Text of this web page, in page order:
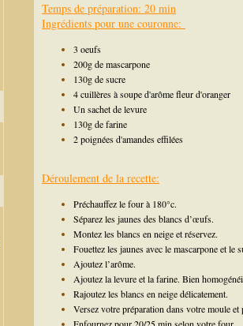
Temps de préparation: 20 min
Ingrédients pour une couronne:
3 oeufs
200g de mascarpone
130g de sucre
4 cuillères à soupe d'arôme fleur d'oranger
Un sachet de levure
130g de farine
2 poignées d'amandes effilées
Déroulement de la recette:
Préchauffez le four à 180°c.
Séparez les jaunes des blancs d’œufs.
Montez les blancs en neige et réservez.
Fouettez les jaunes avec le mascarpone et le
Ajoutez l’arôme.
Ajoutez la levure et la farine. Bien
Rajoutez les blancs en neige délicatement.
Versez votre préparation dans votre moule et